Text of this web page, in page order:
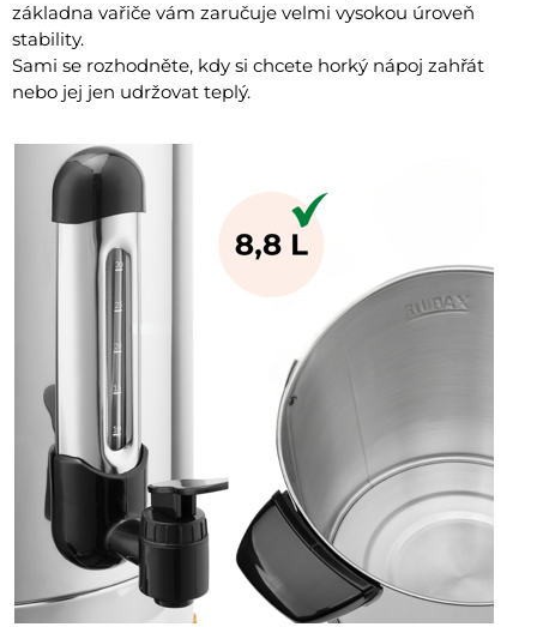
základna vařiče vám zaručuje velmi vysokou úroveň
stability.
Sami se rozhodněte, kdy si chcete horký nápoj zahřát
nebo jej jen udržovat teplý.